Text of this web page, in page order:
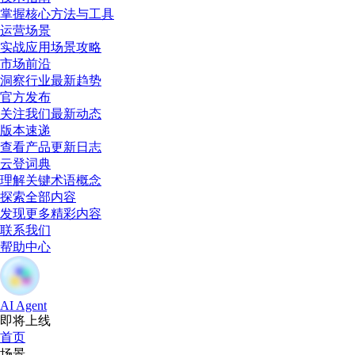
掌握核心方法与工具
运营场景
实战应用场景攻略
市场前沿
洞察行业最新趋势
官方发布
关注我们最新动态
版本速递
查看产品更新日志
云登词典
理解关键术语概念
探索全部内容
发现更多精彩内容
联系我们
帮助中心
AI Agent
即将上线
首页